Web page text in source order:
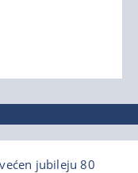
jubileju 80